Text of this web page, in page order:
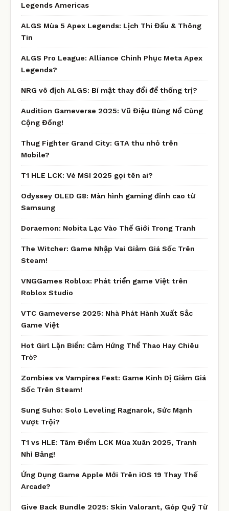
Legends Americas
ALGS Mùa 5 Apex Legends: Lịch Thi Đấu & Thông
Tin
ALGS Pro League: Alliance Chinh Phục Meta Apex
Legends?
NRG vô địch ALGS: Bí mật thay đổi để thống trị?
Audition Gameverse 2025: Vũ Điệu Bùng Nổ Cùng
Cộng Đồng!
Thug Fighter Grand City: GTA thu nhỏ trên
Mobile?
T1 HLE LCK: Vé MSI 2025 gọi tên ai?
Odyssey OLED G8: Màn hình gaming đỉnh cao từ
Samsung
Doraemon: Nobita Lạc Vào Thế Giới Trong Tranh
The Witcher: Game Nhập Vai Giảm Giá Sốc Trên
Steam!
VNGGames Roblox: Phát triển game Việt trên
Roblox Studio
VTC Gameverse 2025: Nhà Phát Hành Xuất Sắc
Game Việt
Hot Girl Lặn Biển: Cảm Hứng Thể Thao Hay Chiêu
Trò?
Zombies vs Vampires Fest: Game Kinh Dị Giảm Giá
Sốc Trên Steam!
Sung Suho: Solo Leveling Ragnarok, Sức Mạnh
Vượt Trội?
T1 vs HLE: Tâm Điểm LCK Mùa Xuân 2025, Tranh
Nhì Bảng!
Ứng Dụng Game Apple Mới Trên iOS 19 Thay Thế
Arcade?
Give Back Bundle 2025: Skin Valorant, Góp Quỹ Từ